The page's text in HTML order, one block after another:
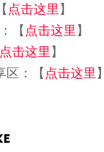
点击这里】
【点击这里】
点击这里】
区：【点击这里】